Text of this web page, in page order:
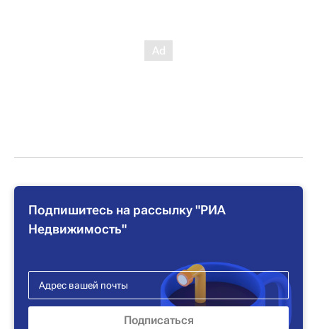
Подпишитесь на рассылку "РИА
Недвижимость"